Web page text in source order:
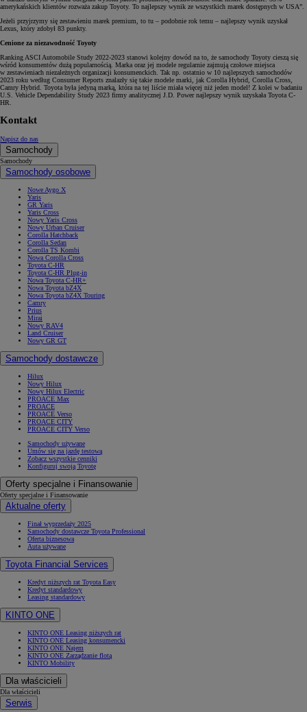
amerykańskich klientów rozważa zakup Toyoty. To najlepszy wynik ze wszystkich marek dostępnych w USA”.
Jeżeli przyjrzymy się zestawieniu marek premium, to tu – podobnie rok temu – najlepszy wynik uzyskał
Lexus, który zdobył 83 punkty.
Cenione za niezawodność Toyoty
Ranking ASCI Automobile Study 2022-2023 stanowi kolejny dowód na to, że samochody Toyoty cieszą się
wśród konsumentów dużą popularnością. Marka oraz jej modele regularnie zajmują czołowe miejsca
w zestawieniach niezależnych organizacji konsumenckich. Tak np. ostatnio w 10 najlepszych samochodów
2023 roku według Consumer Reports znalazły się takie modele marki, jak Corolla Hybrid, Corolla Cross,
Camry Hybrid. Toyota była jedyną marką, która na tej liście miała więcej niż jeden model! Z kolei w badaniu
U.S. Vehicle Dependability Study 2023 firmy analitycznej J.D. Power najlepszy wynik uzyskała Toyota C-
HR.
Kontakt
Napisz do nas
Samochody
Samochody
Samochody osobowe
Nowe Aygo X
Yaris
GR Yaris
Yaris Cross
Nowy Yaris Cross
Nowy Urban Cruiser
Corolla Hatchback
Corolla Sedan
Corolla TS Kombi
Nowa Corolla Cross
Toyota C-HR
Toyota C-HR Plug-in
Nowa Toyota C-HR+
Nowa Toyota bZ4X
Nowa Toyota bZ4X Touring
Camry
Prius
Mirai
Nowy RAV4
Land Cruiser
Nowy GR GT
Samochody dostawcze
Hilux
Nowy Hilux
Nowy Hilux Electric
PROACE Max
PROACE
PROACE Verso
PROACE CITY
PROACE CITY Verso
Samochody używane
Umów się na jazdę testową
Zobacz wszystkie cenniki
Konfiguruj swoją Toyotę
Oferty specjalne i Finansowanie
Oferty specjalne i Finansowanie
Aktualne oferty
Finał wyprzedaży 2025
Samochody dostawcze Toyota Professional
Oferta biznesowa
Auta używane
Toyota Financial Services
Kredyt niższych rat Toyota Easy
Kredyt standardowy
Leasing standardowy
KINTO ONE
KINTO ONE Leasing niższych rat
KINTO ONE Leasing konsumencki
KINTO ONE Najem
KINTO ONE Zarządzanie flotą
KINTO Mobility
Dla właścicieli
Dla właścicieli
Serwis